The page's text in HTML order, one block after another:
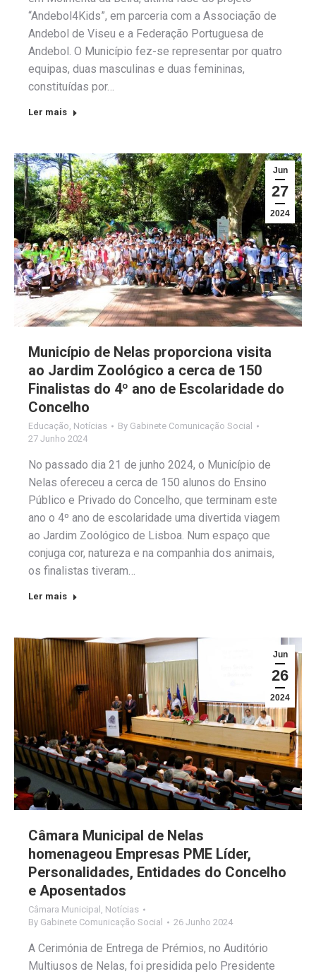
“Andebol4Kids”, em parceria com a Associação de
Andebol de Viseu e a Federação Portuguesa de
Andebol. O Município fez-se representar por quatro
equipas, duas masculinas e duas femininas,
constituídas por…
Ler mais
Jun
27
2024
Município de Nelas proporciona visita
ao Jardim Zoológico a cerca de 150
Finalistas do 4º ano de Escolaridade do
Concelho
Educação, Notícias By Gabinete Comunicação Social
27 Junho 2024
No passado dia 21 de junho 2024, o Município de
Nelas ofereceu a cerca de 150 alunos do Ensino
Público e Privado do Concelho, que terminam este
ano o 4º ano de escolaridade uma divertida viagem
ao Jardim Zoológico de Lisboa. Num espaço que
conjuga cor, natureza e na companhia dos animais,
os finalistas tiveram…
Ler mais
Jun
26
2024
Câmara Municipal de Nelas
homenageou Empresas PME Líder,
Personalidades, Entidades do Concelho
e Aposentados
Câmara Municipal , Notícias
By Gabinete Comunicação Social 26 Junho 2024
A Cerimónia de Entrega de Prémios, no Auditório
Multiusos de Nelas, foi presidida pelo Presidente